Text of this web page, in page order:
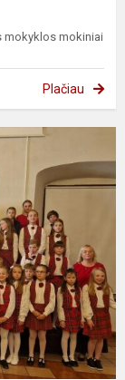
mokyklos mokiniai
Plačiau